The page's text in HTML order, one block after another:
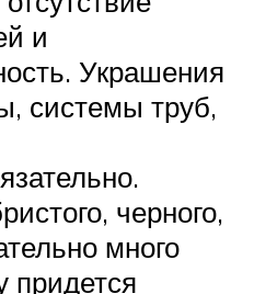
и
Украшения
системы труб,
черного,
много
придется